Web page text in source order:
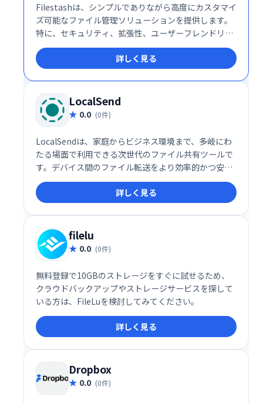
Filestashは、シンプルでありながら高度にカスタマイ
ズ可能なファイル管理ソリューションを提供します。
特に、セキュリティ、拡張性、ユーザーフレンドリー
な操作性を重視する企業にとって理想的な選択肢で
す。企業のストレージ運用を次のレベルに引き上げる
ために、Filestashの導入を検討してみてはいかがでし
ょうか。
詳しく見る
LocalSend
0.0 (0件)
LocalSendは、家庭からビジネス環境まで、多岐にわ
たる場面で利用できる次世代のファイル共有ツールで
す。デバイス間のファイル転送をより効率的かつ安全
に行いたい方に、ぜひ一度試してみていただきたいサ
ービスです。
詳しく見る
filelu
0.0 (0件)
無料登録で10GBのストレージをすぐに試せるため、
クラウドバックアップやストレージサービスを探して
いる方は、FileLuを検討してみてください。
詳しく見る
Dropbox
0.0 (0件)